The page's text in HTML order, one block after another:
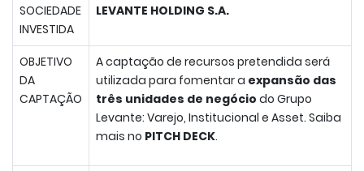
SOCIEDADE
INVESTIDA
LEVANTE HOLDING S.A.
OBJETIVO
DA
CAPTAÇÃO
A captação de recursos pretendida será
utilizada para fomentar a expansão das
três unidades de negócio do Grupo
Levante: Varejo, Institucional e Asset. Saiba
mais no PITCH DECK.